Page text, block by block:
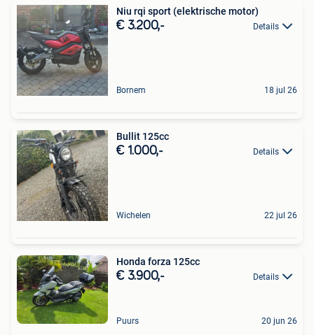
Niu rqi sport (elektrische motor)
€ 3.200,- Details
Bornem 18 jul 26
Bullit 125cc
€ 1.000,- Details
Wichelen 22 jul 26
Honda forza 125cc
€ 3.900,- Details
Puurs 20 jun 26